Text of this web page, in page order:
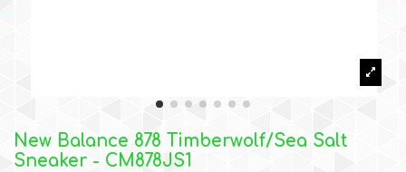
New Balance 878 Timberwolf/Sea Salt
Sneaker - CM878JS1